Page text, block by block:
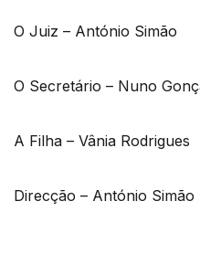
O Juiz – António Simão
O Secretário – Nuno
A Filha – Vânia Rodrigues
Direcção – António Simão